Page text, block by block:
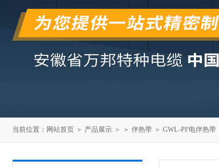
当前位置： 网站首页 ＞ 产品展示 ＞ ＞ 伴热带 ＞ GWL-PF电伴热带